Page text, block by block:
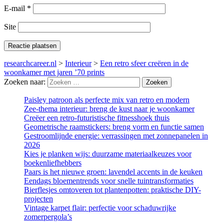
E-mail *
Site
researchcareer.nl > Interieur> Een retro sfeer creëren in de
woonkamer met jaren ’70 prints
Zoeken naar:
Paisley patroon als perfecte mix van retro en modern
Zee-thema interieur: breng de kust naar je woonkamer
Creëer een retro-futuristische fitnesshoek thuis
Geometrische raamstickers: breng vorm en functie samen
Gestroomlijnde energie: verrassingen met zonnepanelen in
2026
Kies je planken wijs: duurzame materiaalkeuzes voor
boekenliefhebbers
Paars is het nieuwe groen: lavendel accents in de keuken
Eendags bloementrends voor snelle tuintransformaties
Bierflesjes omtoveren tot plantenpotten: praktische DIY-
projecten
Vintage karpet flair: perfectie voor schaduwrijke
zomerpergola’s